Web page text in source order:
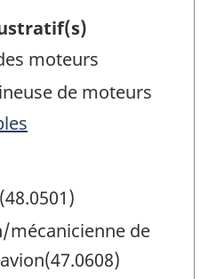
moteurs
de moteurs
mécanicienne de